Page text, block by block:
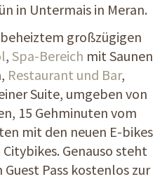
in Untermais in Meran.
großzügigen
, Spa-Bereich mit Saunen
Restaurant und Bar,
Suite, umgeben von
15 Gehminuten vom
mit den neuen E-bikes
Genauso steht
Pass kostenlos zur